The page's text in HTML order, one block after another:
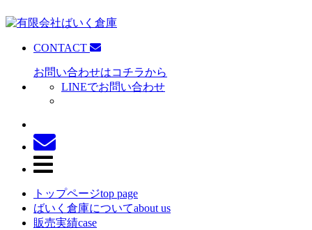
CONTACT
お問い合わせはコチラから
LINEでお問い合わせ
トップページtop page
ばいく倉庫についてabout us
販売実績case